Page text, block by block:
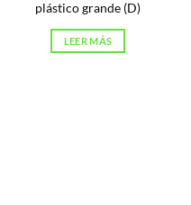
plástico grande (D)
LEER MÁS